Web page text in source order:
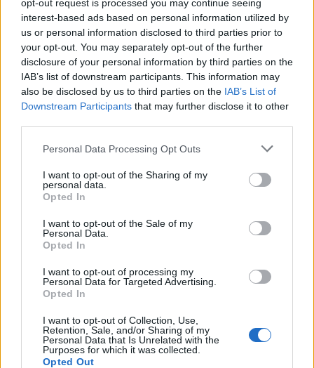
opt-out request is processed you may continue seeing
interest-based ads based on personal information utilized by
us or personal information disclosed to third parties prior to
your opt-out. You may separately opt-out of the further
disclosure of your personal information by third parties on the
IAB’s list of downstream participants. This information may
also be disclosed by us to third parties on the IAB’s List of
Downstream Participants that may further disclose it to other
Personal Data Processing Opt Outs
I want to opt-out of the Sharing of my
personal data.
Opted In
I want to opt-out of the Sale of my
Personal Data.
Opted In
I want to opt-out of processing my
Personal Data for Targeted Advertising.
Opted In
I want to opt-out of Collection, Use,
Retention, Sale, and/or Sharing of my
Personal Data that Is Unrelated with the
Purposes for which it was collected.
Opted Out
Изкуствен интелект за първи път
създаде нови жизнеспособни вируси